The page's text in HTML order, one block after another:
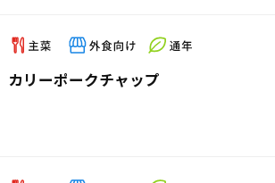
カリーポークチャップ